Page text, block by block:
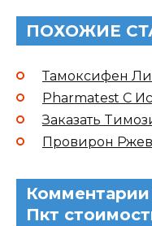
ПОХОЖИЕ
Тамоксифен
Pharmatest C
Заказать
Провирон Ржев
Пкт